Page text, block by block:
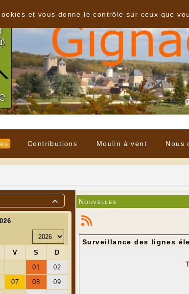
Contributions Moulin à vent Nous
 Nouvelles
Surveillance des lignes
et vous donne le contrôle sur ceux que